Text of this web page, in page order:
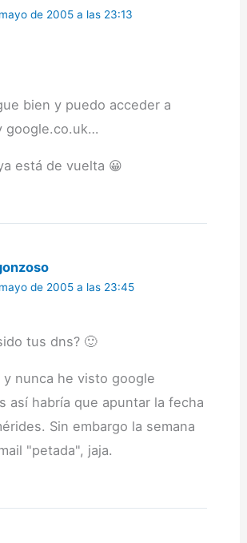
de 2005 a las 23:13
bien y puedo acceder a
google.co.uk…
está de vuelta 😀
de 2005 a las 23:45
tus dns? 🙂
y nunca he visto google
así habría que apuntar la fecha
Sin embargo la semana
"petada", jaja.